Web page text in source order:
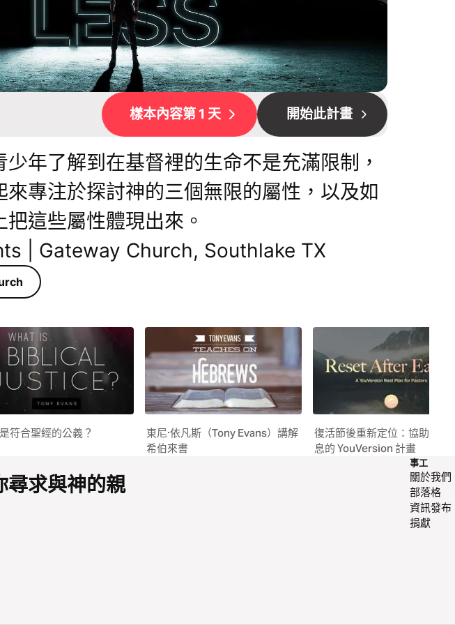
樣本內容第 1 天 開始此計畫
年了解到在基督裡的生命不是充滿限制，
來專注於探討神的三個無限的屬性，以及如
這些屬性體現出來。
| Gateway Church, Southlake TX
符合聖經的公義？
東尼·依凡斯（Tony Evans）講解
希伯來書
復活節後重新定位：協助牧者安
息的 YouVersion 計畫
尋求與神的親
事工
關於我們
部落格
資訊發布
捐獻